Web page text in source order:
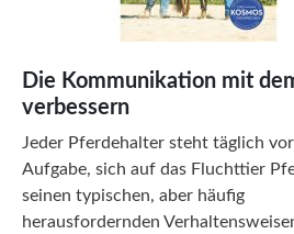
Die Kommunikation mit
verbessern
Jeder Pferdehalter steht täglich
Aufgabe, sich auf das Fluchttier
seinen typischen, aber häufig
herausfordernden